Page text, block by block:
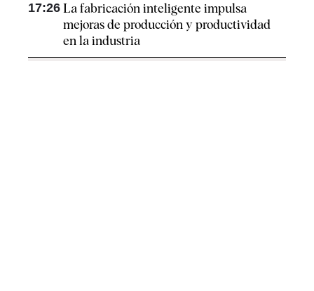
17:26 La fabricación inteligente impulsa
mejoras de producción y productividad
en la industria